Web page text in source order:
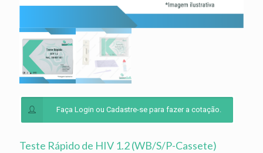
Faça Login ou Cadastre-se para fazer a cotação.
Teste Rápido de HIV 1.2 (WB/S/P-Cassete)